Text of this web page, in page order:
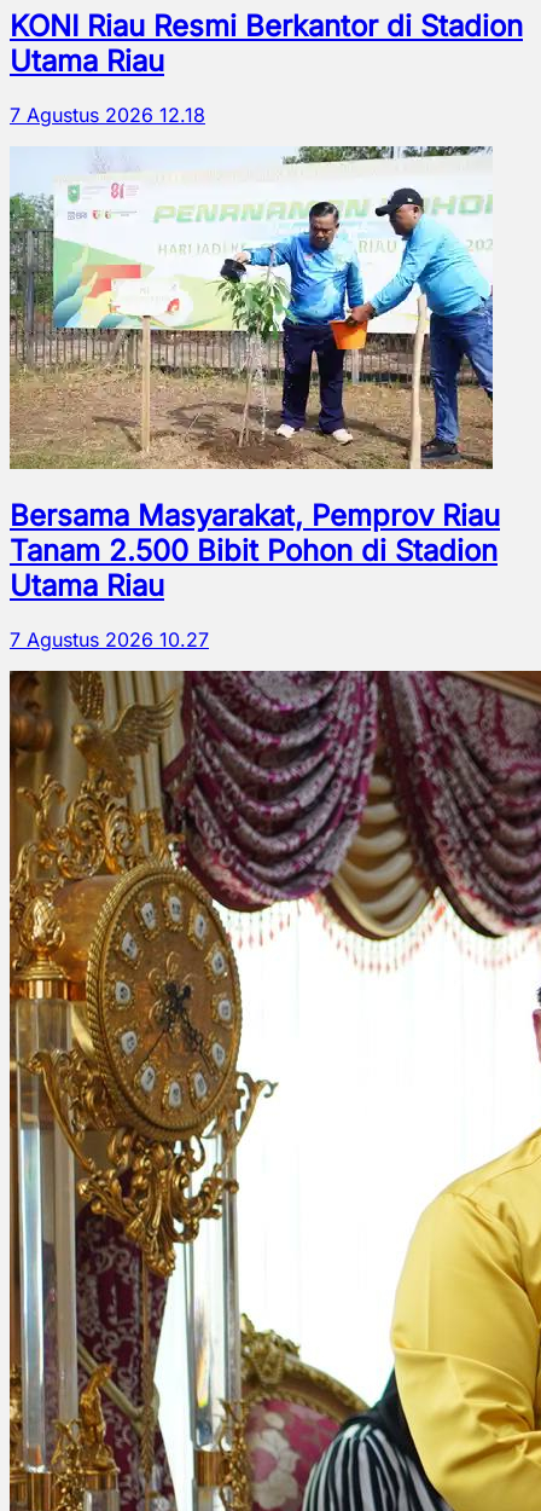
KONI Riau Resmi Berkantor di Stadion
Utama Riau
7 Agustus 2026 12.18
Bersama Masyarakat, Pemprov Riau
Tanam 2.500 Bibit Pohon di Stadion
Utama Riau
7 Agustus 2026 10.27